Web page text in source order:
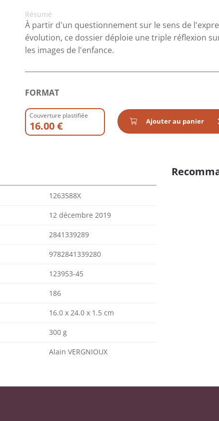
Résumé
À partir d'un questionnement sur le sens de
évolution, ce dossier déploie une triple réflexion
les images de l'enfance.
FORMAT
Couverture plastifiée
16.00 € Ajouter au panier
1263588X
12 décembre 2019
2841339289
9782841339280
123953-45
186
16.0 x 24.0 x 1.5 cm
300 g
Alain VERGNIOUX